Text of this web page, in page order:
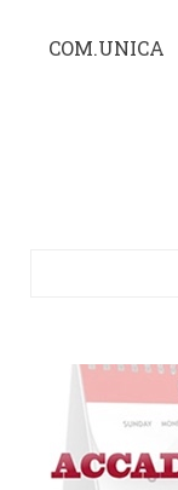
COM.UNICA